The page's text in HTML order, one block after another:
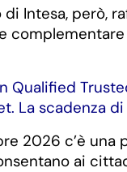
di Intesa, però,
complementare
Qualified
La
2026 c’è una
ai